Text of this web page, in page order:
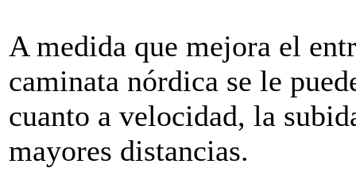
A medida que mejora el
caminata nórdica se le
cuanto a velocidad, la
mayores distancias.